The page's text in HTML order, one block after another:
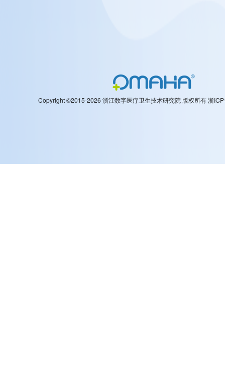
Copyright ©2015-2026 浙江数字医疗卫生技术研究院 版权所有浙